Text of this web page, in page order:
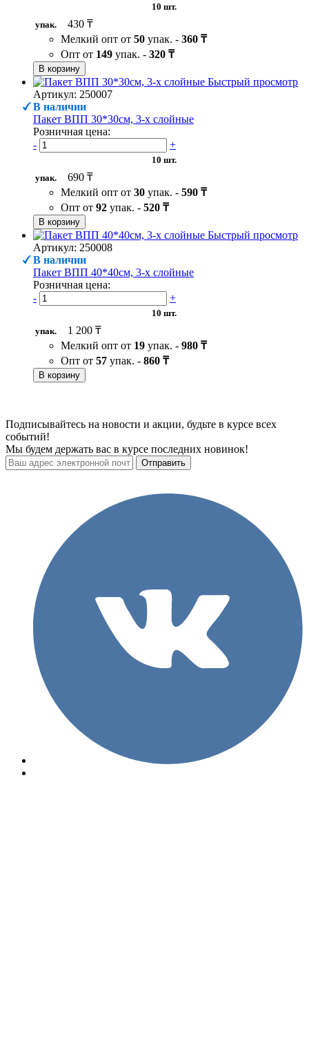
10 шт.
упак.
430 ₸
Мелкий опт от 50 упак. - 360 ₸
Опт от 149 упак. - 320 ₸
В корзину
Быстрый просмотр
Артикул: 250007
В наличии
Пакет ВПП 30*30см, 3-х слойные
Розничная цена:
-
+
10 шт.
упак.
690 ₸
Мелкий опт от 30 упак. - 590 ₸
Опт от 92 упак. - 520 ₸
В корзину
Быстрый просмотр
Артикул: 250008
В наличии
Пакет ВПП 40*40см, 3-х слойные
Розничная цена:
-
+
10 шт.
упак.
1 200 ₸
Мелкий опт от 19 упак. - 980 ₸
Опт от 57 упак. - 860 ₸
В корзину
Подписывайтесь на новости и акции, будьте в курсе всех
событий!
Мы будем держать вас в курсе последних новинок!